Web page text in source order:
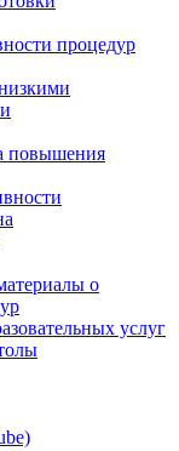
процедур
повышения
о
услуг